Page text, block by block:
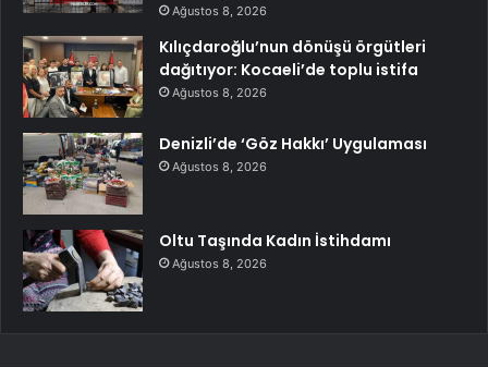
Ağustos 8, 2026
Kılıçdaroğlu’nun dönüşü örgütleri
dağıtıyor: Kocaeli’de toplu istifa
Ağustos 8, 2026
Denizli’de ‘Göz Hakkı’ Uygulaması
Ağustos 8, 2026
Oltu Taşında Kadın İstihdamı
Ağustos 8, 2026